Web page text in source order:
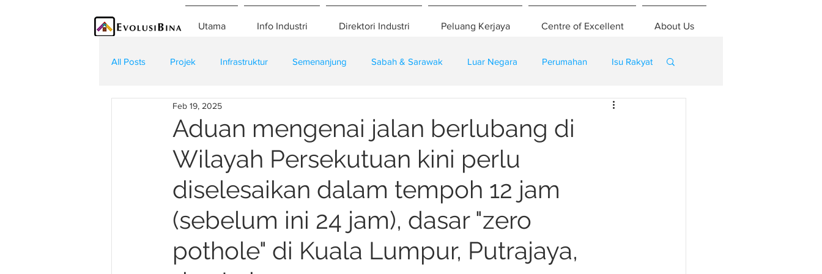
Utama Info Industri Direktori Industri Peluang Kerjaya Centre of Excellent About Us
All Posts Projek Infrastruktur Semenanjung Sabah & Sarawak Luar Negara Perumahan Isu Rakyat
Teknologi Kontraktor
Aduan mengenai jalan berlubang di
Wilayah Persekutuan kini perlu
diselesaikan dalam tempoh 12 jam
(sebelum ini 24 jam), dasar "zero
pothole" di Kuala Lumpur, Putrajaya,
Feb 19, 2025